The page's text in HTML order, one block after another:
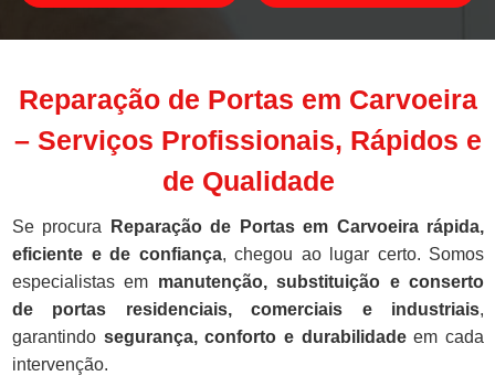
Reparação de Portas em Carvoeira
– Serviços Profissionais, Rápidos e
de Qualidade
Se procura
Reparação de Portas em Carvoeira rápida,
eficiente e de confiança, chegou ao lugar certo. Somos
especialistas em manutenção, substituição e conserto
de portas residenciais, comerciais e industriais,
garantindo segurança, conforto e durabilidadeem cada
intervenção.